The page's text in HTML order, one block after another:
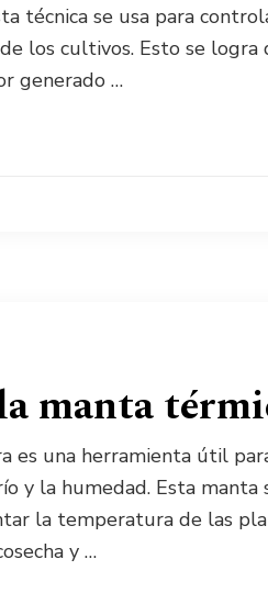
técnica se usa para
los cultivos. Esto se
generado …
manta
es una herramienta útil
y la humedad. Esta manta
la temperatura de las
y …